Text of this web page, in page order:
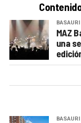
BASAURI
MAZ
una
BASAURI